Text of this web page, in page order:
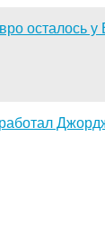
осталось